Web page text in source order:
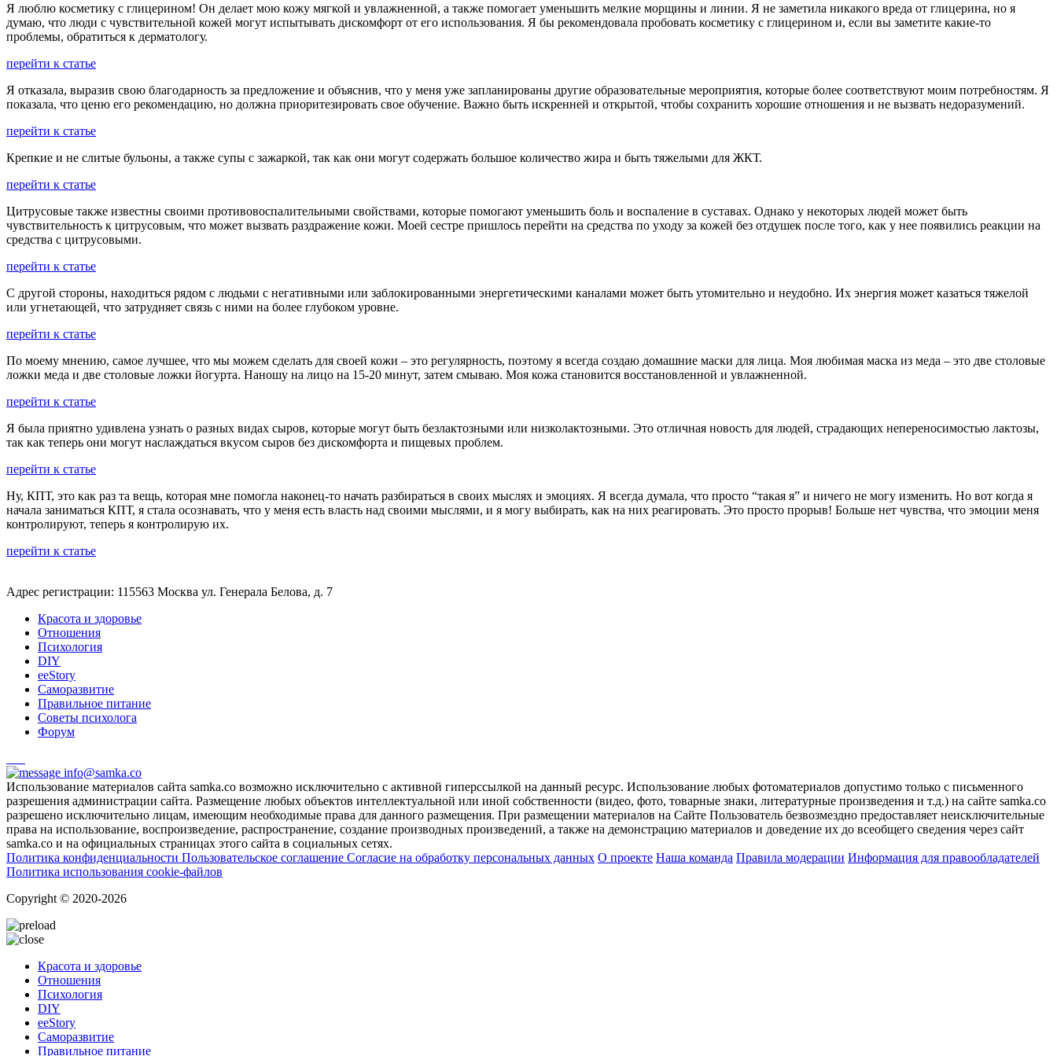
Я люблю косметику с глицерином! Он делает мою кожу мягкой и увлажненной, а также помогает уменьшить мелкие морщины и линии. Я не заметила никакого вреда от глицерина, но я
думаю, что люди с чувствительной кожей могут испытывать дискомфорт от его использования. Я бы рекомендовала пробовать косметику с глицерином и, если вы заметите какие-то
проблемы, обратиться к дерматологу.
перейти к статье
Я отказала, выразив свою благодарность за предложение и объяснив, что у меня уже запланированы другие образовательные мероприятия, которые более соответствуют моим потребностям. Я
показала, что ценю его рекомендацию, но должна приоритезировать свое обучение. Важно быть искренней и открытой, чтобы сохранить хорошие отношения и не вызвать недоразумений.
перейти к статье
Крепкие и не слитые бульоны, а также супы с зажаркой, так как они могут содержать большое количество жира и быть тяжелыми для ЖКТ.
перейти к статье
Цитрусовые также известны своими противовоспалительными свойствами, которые помогают уменьшить боль и воспаление в суставах. Однако у некоторых людей может быть
чувствительность к цитрусовым, что может вызвать раздражение кожи. Моей сестре пришлось перейти на средства по уходу за кожей без отдушек после того, как у нее появились реакции на
средства с цитрусовыми.
перейти к статье
С другой стороны, находиться рядом с людьми с негативными или заблокированными энергетическими каналами может быть утомительно и неудобно. Их энергия может казаться тяжелой
или угнетающей, что затрудняет связь с ними на более глубоком уровне.
перейти к статье
По моему мнению, самое лучшее, что мы можем сделать для своей кожи – это регулярность, поэтому я всегда создаю домашние маски для лица. Моя любимая маска из меда – это две столовые
ложки меда и две столовые ложки йогурта. Наношу на лицо на 15-20 минут, затем смываю. Моя кожа становится восстановленной и увлажненной.
перейти к статье
Я была приятно удивлена узнать о разных видах сыров, которые могут быть безлактозными или низколактозными. Это отличная новость для людей, страдающих непереносимостью лактозы,
так как теперь они могут наслаждаться вкусом сыров без дискомфорта и пищевых проблем.
перейти к статье
Ну, КПТ, это как раз та вещь, которая мне помогла наконец-то начать разбираться в своих мыслях и эмоциях. Я всегда думала, что просто “такая я” и ничего не могу изменить. Но вот когда я
начала заниматься КПТ, я стала осознавать, что у меня есть власть над своими мыслями, и я могу выбирать, как на них реагировать. Это просто прорыв! Больше нет чувства, что эмоции меня
контролируют, теперь я контролирую их.
перейти к статье
Адрес регистрации: 115563 Москва ул. Генерала Белова, д. 7
Красота и здоровье
Отношения
Психология
DIY
ееStory
Саморазвитие
Правильное питание
Советы психолога
Форум
info@samka.co
Использование материалов сайта samka.co возможно исключительно с активной гиперссылкой на данный ресурс. Использование любых фотоматериалов допустимо только с письменного
разрешения администрации сайта. Размещение любых объектов интеллектуальной или иной собственности (видео, фото, товарные знаки, литературные произведения и т.д.) на сайте samka.co
разрешено исключительно лицам, имеющим необходимые права для данного размещения. При размещении материалов на Сайте Пользователь безвозмездно предоставляет неисключительные
права на использование, воспроизведение, распространение, создание производных произведений, а также на демонстрацию материалов и доведение их до всеобщего сведения через сайт
samka.co и на официальных страницах этого сайта в социальных сетях.
Политика конфиденциальности Пользовательское соглашение Согласие на обработку персональных данных О проекте Наша команда Правила модерации Информация для правообладателей
Политика использования cookie-файлов
Copyright © 2020-2026
Красота и здоровье
Отношения
Психология
DIY
ееStory
Саморазвитие
Правильное питание